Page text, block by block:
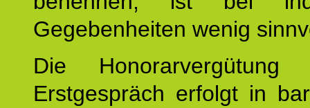
Gegebenheiten wenig
Die
Erstgespräch erfolgt in